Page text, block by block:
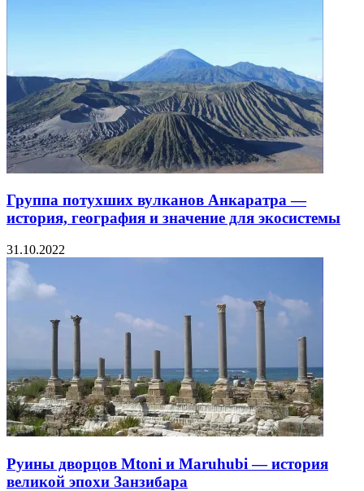
Группа потухших вулканов Анкаратра —
история, география и значение для экосистемы
31.10.2022
Руины дворцов Mtoni и Maruhubi — история
великой эпохи Занзибара